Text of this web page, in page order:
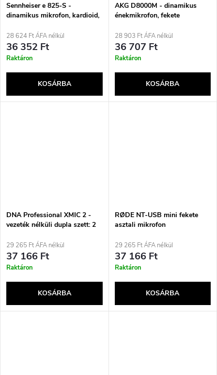
Sennheiser e 825-S -
dinamikus mikrofon, kardioid,
28 624 Ft ÁFA nélkül
36 352 Ft
Raktáron
KOSÁRBA
AKG D8000M - dinamikus
énekmikrofon, fekete
28 903 Ft ÁFA nélkül
36 707 Ft
Raktáron
KOSÁRBA
DNA Professional XMIC 2 -
vezeték nélküli dupla szett: 2
(518-542 MHz)
29 265 Ft ÁFA nélkül
37 166 Ft
Raktáron
KOSÁRBA
RØDE NT-USB mini fekete
asztali mikrofon
29 265 Ft ÁFA nélkül
37 166 Ft
Raktáron
KOSÁRBA